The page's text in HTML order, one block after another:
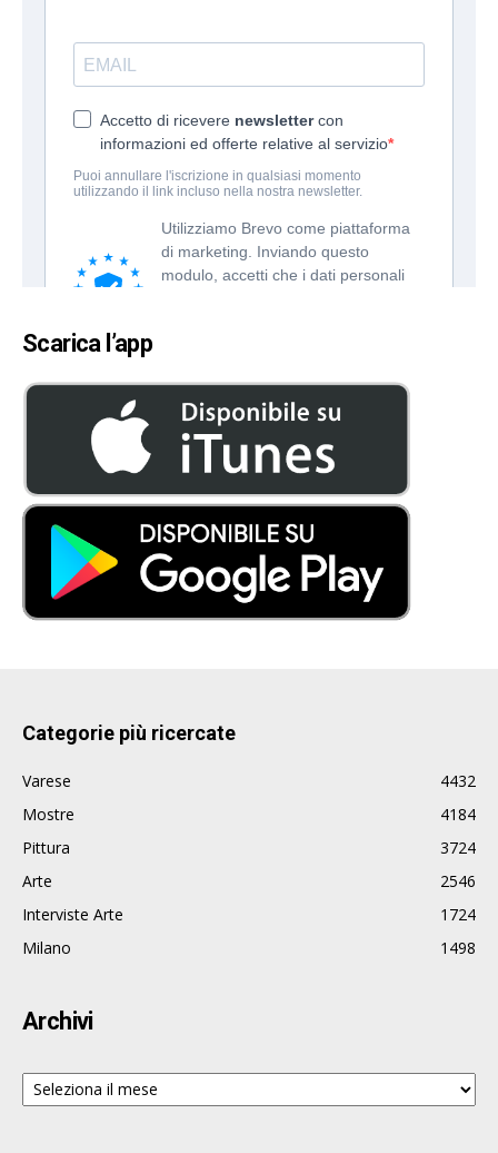
Scarica l’app
Categorie più ricercate
Varese
4432
Mostre
4184
Pittura
3724
Arte
2546
Interviste Arte
1724
Milano
1498
Archivi
Archivi